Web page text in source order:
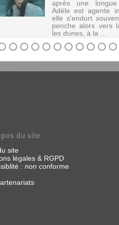
après une longue
Adèle est agente
elle s'endort
penche alors vers
les dunes, à la ...
du site
site
légales & RGPD
: non conforme